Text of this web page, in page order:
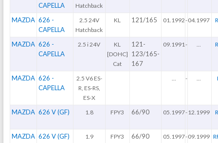
CAPELLA
Hatchback
MAZDA 626 -
CAPELLA
2.5 24V
Hatchback
KL 121/165 01.1992-04.1997
MAZDA 626 -
CAPELLA
2.5 i 24V
KL
[DOHC]
Cat
121-
123/165-
167
09.1991 -
MAZDA 626 -
CAPELLA
2.5 V6 ES-
R, ES-RS,
ES-X
-
MAZDA 626 V (GF) 1.8 FPY3 66/90 05.1997-12.1999
MAZDA 626 V (GF) 1.9 FPY3 66/90 05.1997-09.1999